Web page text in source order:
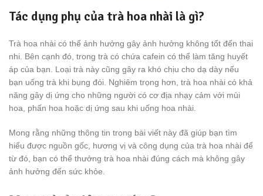
Tác dụng phụ của trà hoa nhài là gì?
Trà hoa nhài có thể ảnh hưởng gây ảnh hưởng không tốt đến thai
nhi. Bên cạnh đó, trong trà có chứa cafein có thể làm tăng huyết
áp của bạn. Loại trà này cũng gây ra khó chịu cho dạ dày nếu
bạn uống trà khi bụng đói. Nghiêm trọng hơn, trà hoa nhài có khả
năng gây dị ứng cho những người có cơ địa nhạy cảm với mùi
hoa, phấn hoa hoặc dị ứng sau khi uống hoa nhài.
Mong rằng những thông tin trong bài viết này đã giúp bạn tìm
hiểu được nguồn gốc, hương vị và công dụng của trà hoa nhài để
từ đó, bạn có thể thưởng trà hoa nhài đúng cách mà không gây
ảnh hưởng đến sức khỏe.